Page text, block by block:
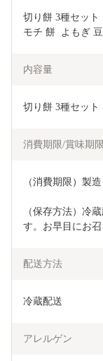
切り餅 3種セット
モチ 餅  よもぎ
内容量
切り餅 3種セット
消費期限/賞味期限
（消費期限）製
（保存方法）冷
す。お早目にお召
配送方法
冷蔵配送
アレルゲン